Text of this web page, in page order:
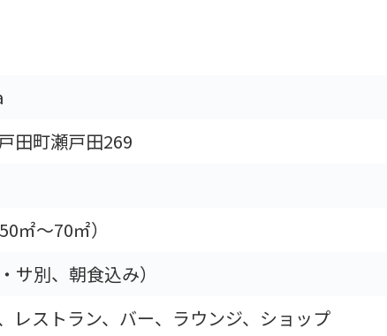
田町瀬戸田269
㎡～70㎡）
サ別、朝食込み）
レストラン、バー、ラウンジ、ショップ